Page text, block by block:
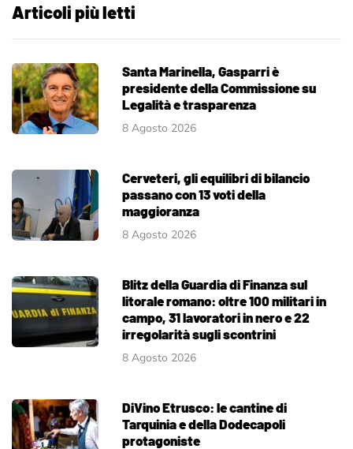
Articoli più letti
Santa Marinella, Gasparri è
presidente della Commissione su
Legalità e trasparenza
8 Agosto 2026
Cerveteri, gli equilibri di bilancio
passano con 13 voti della
maggioranza
8 Agosto 2026
Blitz della Guardia di Finanza sul
litorale romano: oltre 100 militari in
campo, 31 lavoratori in nero e 22
irregolarità sugli scontrini
8 Agosto 2026
DiVino Etrusco: le cantine di
Tarquinia e della Dodecapoli
protagoniste